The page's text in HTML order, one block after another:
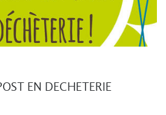
EN DECHETERIE